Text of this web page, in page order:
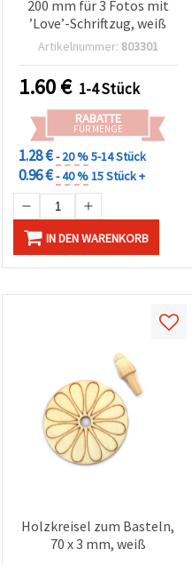
200 mm für 3 Fotos mit
’Love’-Schriftzug, weiß
Artikelnummer: 803301
1.60€ 1-4 Stück
RABATTE
FÜR MENGE
1.28 €- 20 %5-14 Stück
0.96 €- 40 %15 Stück +
IN DEN WARENKORB
Holzkreisel zum Basteln,
70 x 3 mm, weiß